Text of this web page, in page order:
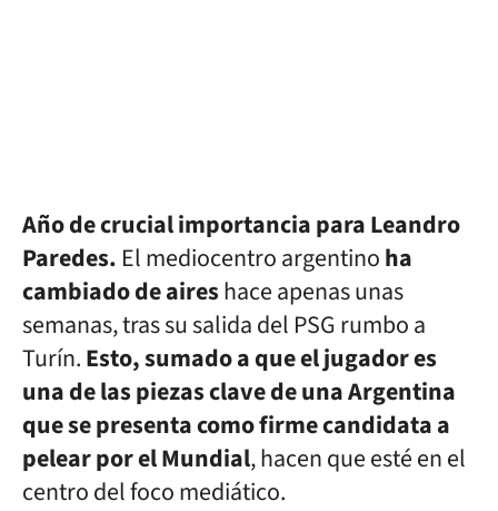
Año de crucial importancia para Leandro
Paredes. El mediocentro argentinoha
cambiado de aireshace apenas unas
semanas, tras su salida del PSG rumbo a
Turín.Esto, sumado a que el jugador es
una de las piezas clave de una Argentina
que se presenta como firme candidata a
pelear por el Mundial, hacen que esté en el
centro del foco mediático.